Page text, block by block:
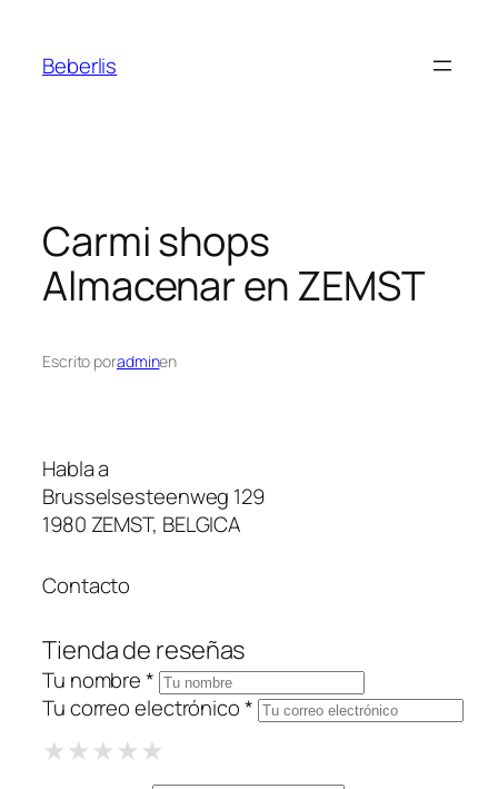
Beberlis
Carmi shops
Almacenar en ZEMST
Escrito poradminen
Habla a
Brusselsesteenweg 129
1980 ZEMST, BELGICA
Contacto
Tienda de reseñas
Tu nombre *
Tu correo electrónico *
★1 Star
★★2 Stars
★★★3 Stars
★★★★4 Stars
★★★★★